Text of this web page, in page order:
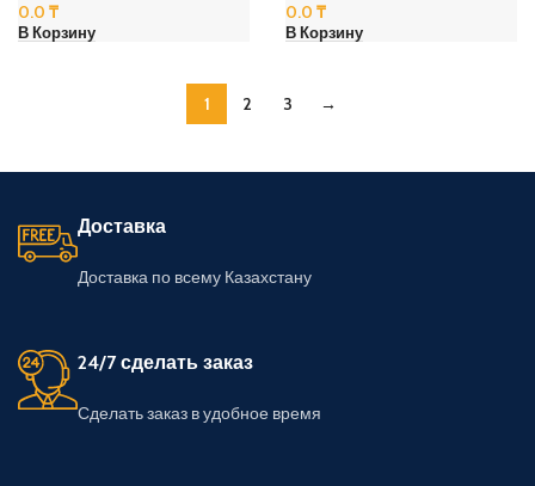
0.0 ₸
В Корзину
0.0 ₸
В Корзину
1 2 3 →
Доставка
Доставка по всему Казахстану
24/7 сделать заказ
Сделать заказ в удобное время